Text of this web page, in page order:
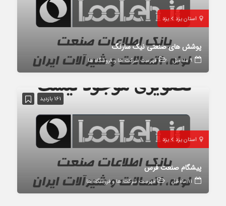
استان یزد یزد
پوشش های صنعتی نیک سارنگ
9 ماه قبل فهرست شرکت ها و فروشگاه ها
161 بازدید
استان یزد یزد
پیشگام صنعت فرس
11 ماه قبل فهرست شرکت ها و فروشگاه ها